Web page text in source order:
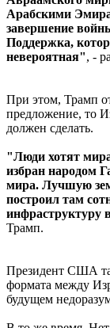
Арабскими
завершение
Поддержка,
невероятная", -
При этом, Трамп
предложение, то
должен сделать.
"Люди хотят
избран народом
мира. Лучшую
построил там
инфраструктуру
Трамп.
Президент США
формата между
будущем